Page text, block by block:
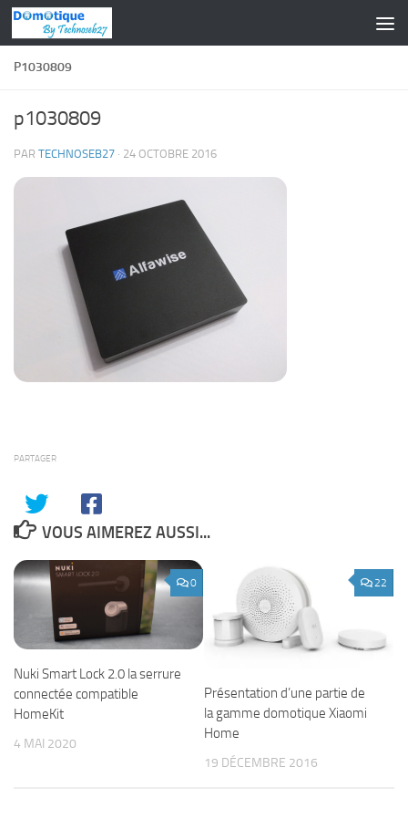
Skip to content
P1030809
p1030809
PAR TECHNOSEB27 · 24 OCTOBRE 2016
PARTAGER
VOUS AIMEREZ AUSSI...
0
Nuki Smart Lock 2.0 la serrure
connectée compatible
HomeKit
4 MAI 2020
22
Présentation d’une partie de
la gamme domotique Xiaomi
Home
19 DÉCEMBRE 2016